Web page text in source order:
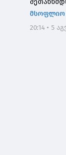
მსოფლიო
20:14 • 5